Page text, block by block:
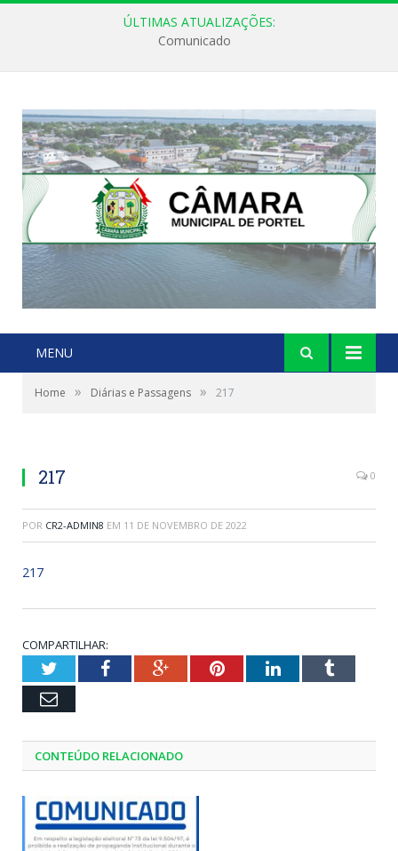
ÚLTIMAS ATUALIZAÇÕES:
Comunicado
MENU
Home » Diárias e Passagens » 217
217 0
POR CR2-ADMIN8 EM 11 DE NOVEMBRO DE 2022
217
COMPARTILHAR:
TwitterFacebookGoogle+PinterestLinkedInTumblr
Email
CONTEÚDO RELACIONADO